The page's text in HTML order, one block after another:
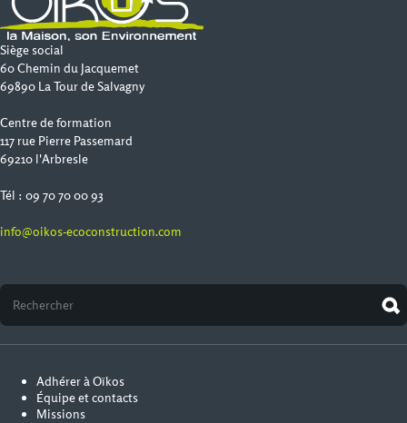
Siège social
60 Chemin du Jacquemet
69890 La Tour de Salvagny
Centre de formation
117 rue Pierre Passemard
69210 l'Arbresle
Tél : 09 70 70 00 93
info@oikos-ecoconstruction.com
Adhérer à Oïkos
Équipe et contacts
Missions